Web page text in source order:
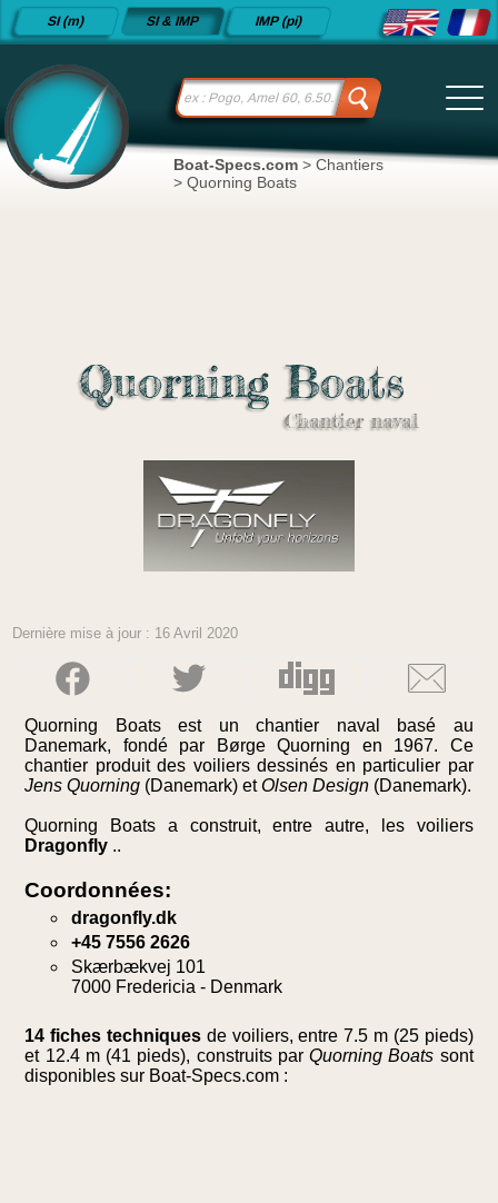
Fiches
techniques
depuis
2015
SI (m) SI & IMP IMP (pi)
Boat-Specs.com > Chantiers
> Quorning Boats
Quorning Boats
Chantier naval
Dernière mise à jour : 16 Avril 2020
Quorning Boats est un chantier naval basé au
Danemark, fondé par Børge Quorning en 1967. Ce
chantier produit des voiliers dessinés en particulier par
Jens Quorning (Danemark) etOlsen Design (Danemark).
Quorning Boats a construit, entre autre, les voiliers
Dragonfly ..
Coordonnées:
dragonfly.dk
+45 7556 2626
Skærbækvej 101
7000 Fredericia - Denmark
14 fiches techniques de voiliers, entre 7.5 m (25 pieds)
et 12.4 m (41 pieds), construits parQuorning Boats sont
disponibles sur Boat-Specs.com :